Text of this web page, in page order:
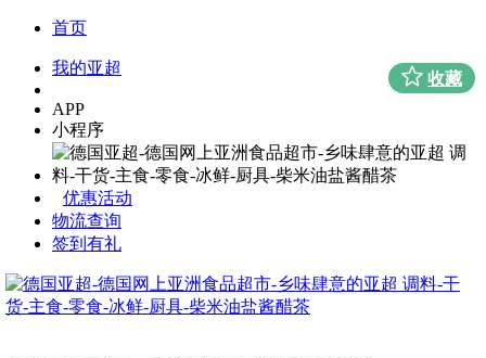
首页
我的亚超
APP
小程序
优惠活动
物流查询
签到有礼
收藏